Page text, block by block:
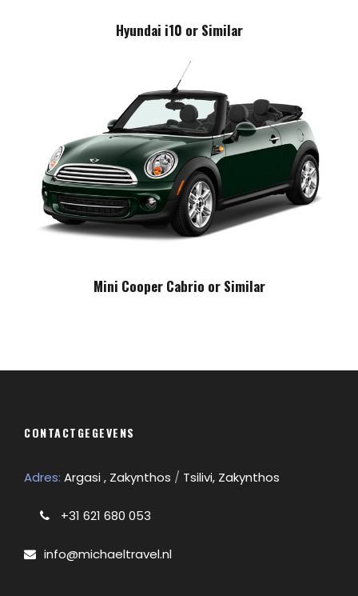
Hyundai i10 or Similar
Mini Cooper Cabrio or Similar
CONTACTGEGEVENS
Adres: Argasi , Zakynthos / Tsilivi, Zakynthos
+31 621 680 053
info@michaeltravel.nl